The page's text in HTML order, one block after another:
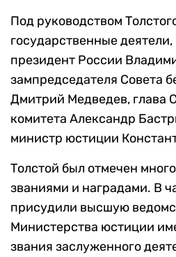
Под руководством
государственные деятели,
президент России
зампредседателя Совета
Дмитрий Медведев, глава
комитета Александр
министр юстиции
Толстой был отмечен
званиями и наградами. В
присудили высшую
Министерства юстиции
звания заслуженного